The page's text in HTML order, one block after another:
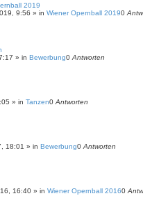
2019
9:56 » in Wiener Opernball 20190
» in Bewerbung0 Antworten
» in Tanzen0 Antworten
18:01 » in Bewerbung0 Antworten
16:40 » in Wiener Opernball 20160